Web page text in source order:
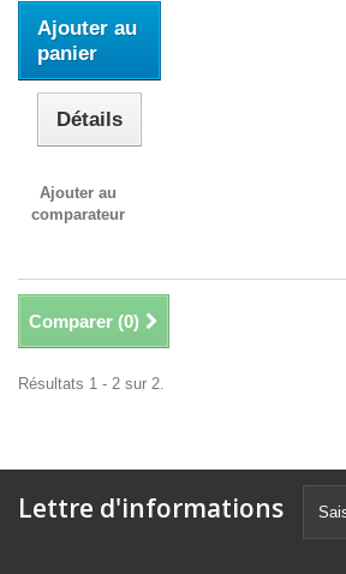
Ajouter au
panier
Détails
Ajouter au
comparateur
Comparer (0)
Résultats 1 - 2 sur 2.
Lettre d'informations